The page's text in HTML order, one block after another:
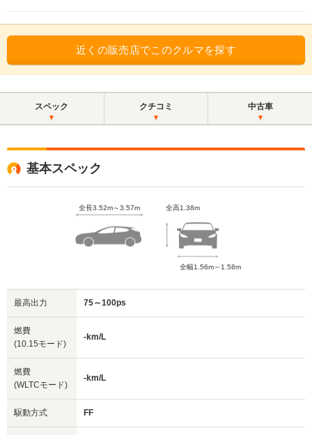
近くの販売店でこのクルマを探す
スペック クチコミ 中古車
基本スペック
全長3.52m～3.57m 全高1.38m
全幅1.56m～1.58m
最高出力 75～100ps
燃費
(10.15モード)
-km/L
燃費
(WLTCモード)
-km/L
駆動方式 FF